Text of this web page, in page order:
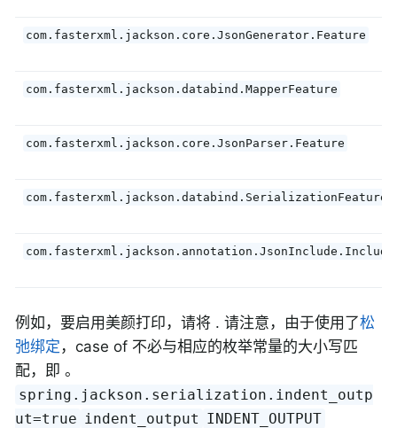
com.fasterxml.jackson.core.JsonGenerator.Feature
com.fasterxml.jackson.databind.MapperFeature
com.fasterxml.jackson.core.JsonParser.Feature
com.fasterxml.jackson.databind.SerializationFeature
com.fasterxml.jackson.annotation.JsonInclude.Include
例如，要启用美颜打印，请将 . 请注意，由于使用了松
弛绑定 ，case of 不必与相应的枚举常量的大小写匹
配，即 。
spring.jackson.serialization.indent_outp
ut=true indent_output INDENT_OUTPUT